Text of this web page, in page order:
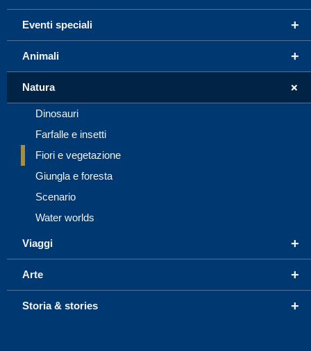
+
Eventi speciali
+
Animali
+
Natura
Dinosauri
Farfalle e insetti
Fiori e vegetazione
Giungla e foresta
Scenario
Water worlds
+
Viaggi
+
Arte
+
Storia & stories